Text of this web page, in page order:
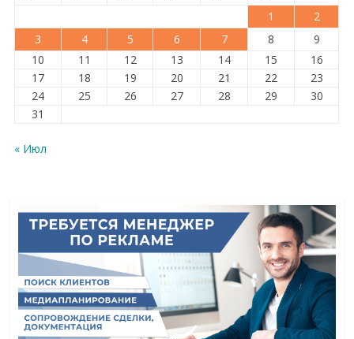
1
2
3
4 5 6 7 8
9
10
11 12 13 14 15
16
17
18 19 20 21 22
23
24
25 26 27 28 29
30
31
« Июл